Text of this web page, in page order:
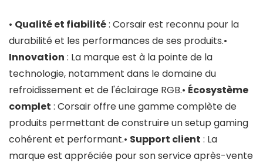
• Qualité et fiabilité: Corsair est reconnu pour la
durabilité et les performances de ses produits.•
Innovation : La marque est à la pointe de la
technologie, notamment dans le domaine du
refroidissement et de l'éclairage RGB.• Écosystème
complet : Corsair offre une gamme complète de
produits permettant de construire un setup gaming
cohérent et performant.• Support client : La
marque est appréciée pour son service après-vente